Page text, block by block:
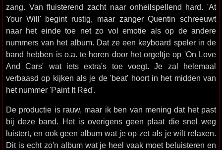
zang. Van fluisterend zacht naar onheilspellend hard. 'At
Your Will' begint rustig, maar zanger Quentin schreeuwt
naar het einde toe net zo vol emotie als op de andere
nummers van het album. Dat ze een keyboard speler in de
band hebben is o.a. te horen door het orgeltje op 'On Love
And Cars' wat iets extra's toe voegt. Je zal helemaal
verbaasd op kijken als je de 'beat' hoort in het midden van
het nummer 'Paint It Red'.
De productie is rauw, maar ik ben van mening dat het past
bij deze band. Het is overigens geen plaat die snel weg
luistert, en ook geen album wat je op zet als je wilt relaxen.
Dit is echt zo'n album wat je heel vaak moet beluisteren en